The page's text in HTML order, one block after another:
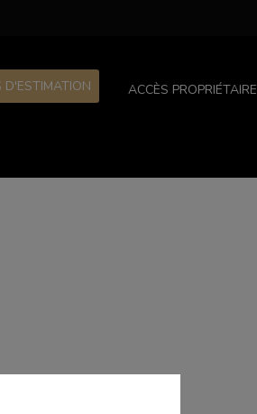
D'ESTIMATION ACCÈS PROPRIÉTAIRE